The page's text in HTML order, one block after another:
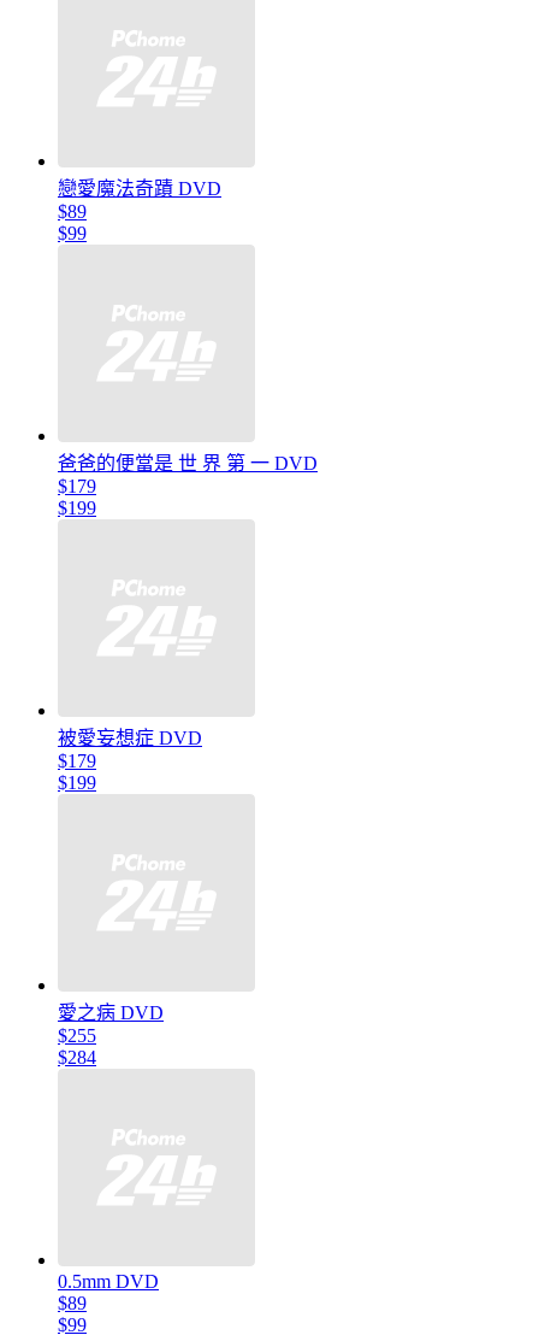
戀愛魔法奇蹟 DVD
$89
$99
爸爸的便當是 世 界 第 一 DVD
$179
$199
被愛妄想症 DVD
$179
$199
愛之病 DVD
$255
$284
0.5mm DVD
$89
$99